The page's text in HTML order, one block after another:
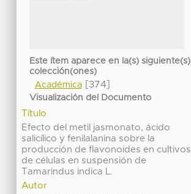
Este ítem aparece en la(s) siguiente(s)
colección(ones)
Académica[374]
Visualización del Documento
Título
Efecto del metil jasmonato, ácido
salicílico y fenilalanina sobre la
producción de flavonoides en cultivos
de células en suspensión de
Tamarindus indica L.
Autor